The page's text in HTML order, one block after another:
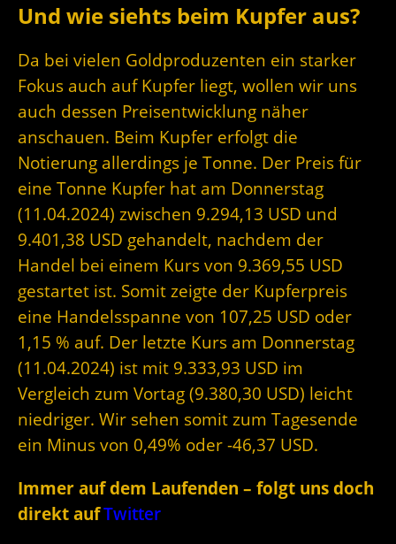
Und wie siehts beim Kupfer aus?
Da bei vielen Goldproduzenten ein starker
Fokus auch auf Kupfer liegt, wollen wir uns
auch dessen Preisentwicklung näher
anschauen. Beim Kupfer erfolgt die
Notierung allerdings je Tonne. Der Preis für
eine Tonne Kupfer hat am Donnerstag
(11.04.2024) zwischen 9.294,13 USD und
9.401,38 USD gehandelt, nachdem der
Handel bei einem Kurs von 9.369,55 USD
gestartet ist. Somit zeigte der Kupferpreis
eine Handelsspanne von 107,25 USD oder
1,15 % auf. Der letzte Kurs am Donnerstag
(11.04.2024) ist mit 9.333,93 USD im
Vergleich zum Vortag (9.380,30 USD) leicht
niedriger. Wir sehen somit zum Tagesende
ein Minus von 0,49% oder -46,37 USD.
Immer auf dem Laufenden – folgt uns doch
direkt aufTwitter